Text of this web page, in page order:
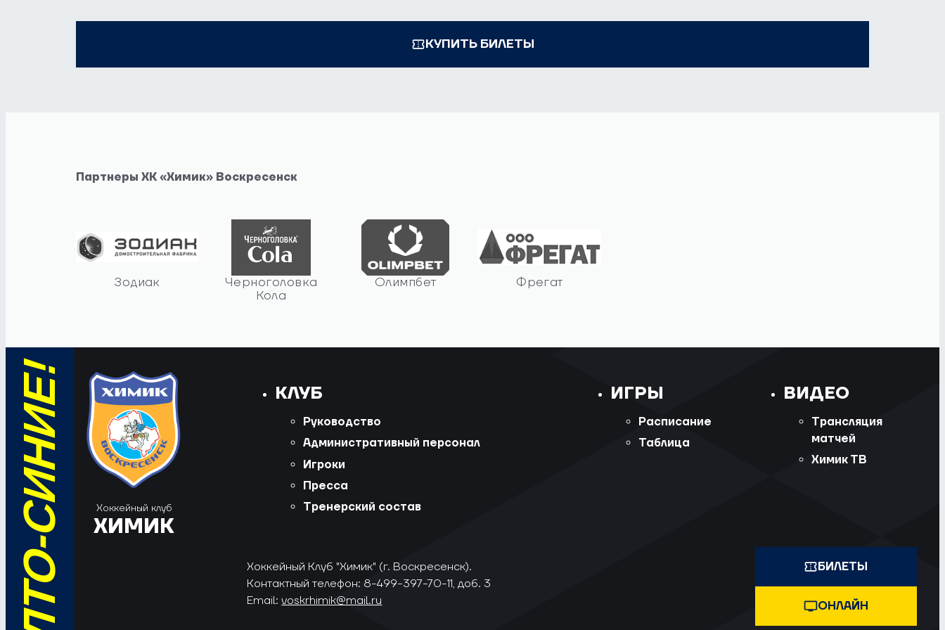
КУПИТЬ БИЛЕТЫ
Партнеры ХК «Химик» Воскресенск
Зодиак
Черноголовка
Кола
Олимпбет Фрегат
Хоккейный клуб
ХИМИК
КЛУБ
Руководство
Административный персонал
Игроки
Пресса
Тренерский состав
ИГРЫ
Расписание
Таблица
ВИДЕО
Трансляция
матчей
Химик ТВ
Хоккейный Клуб "Химик" (г. Воскресенск).
Контактный телефон: 8-499-397-70-11, доб. 3
Email:voskrhimik@mail.ru
БИЛЕТЫ
ОНЛАЙН